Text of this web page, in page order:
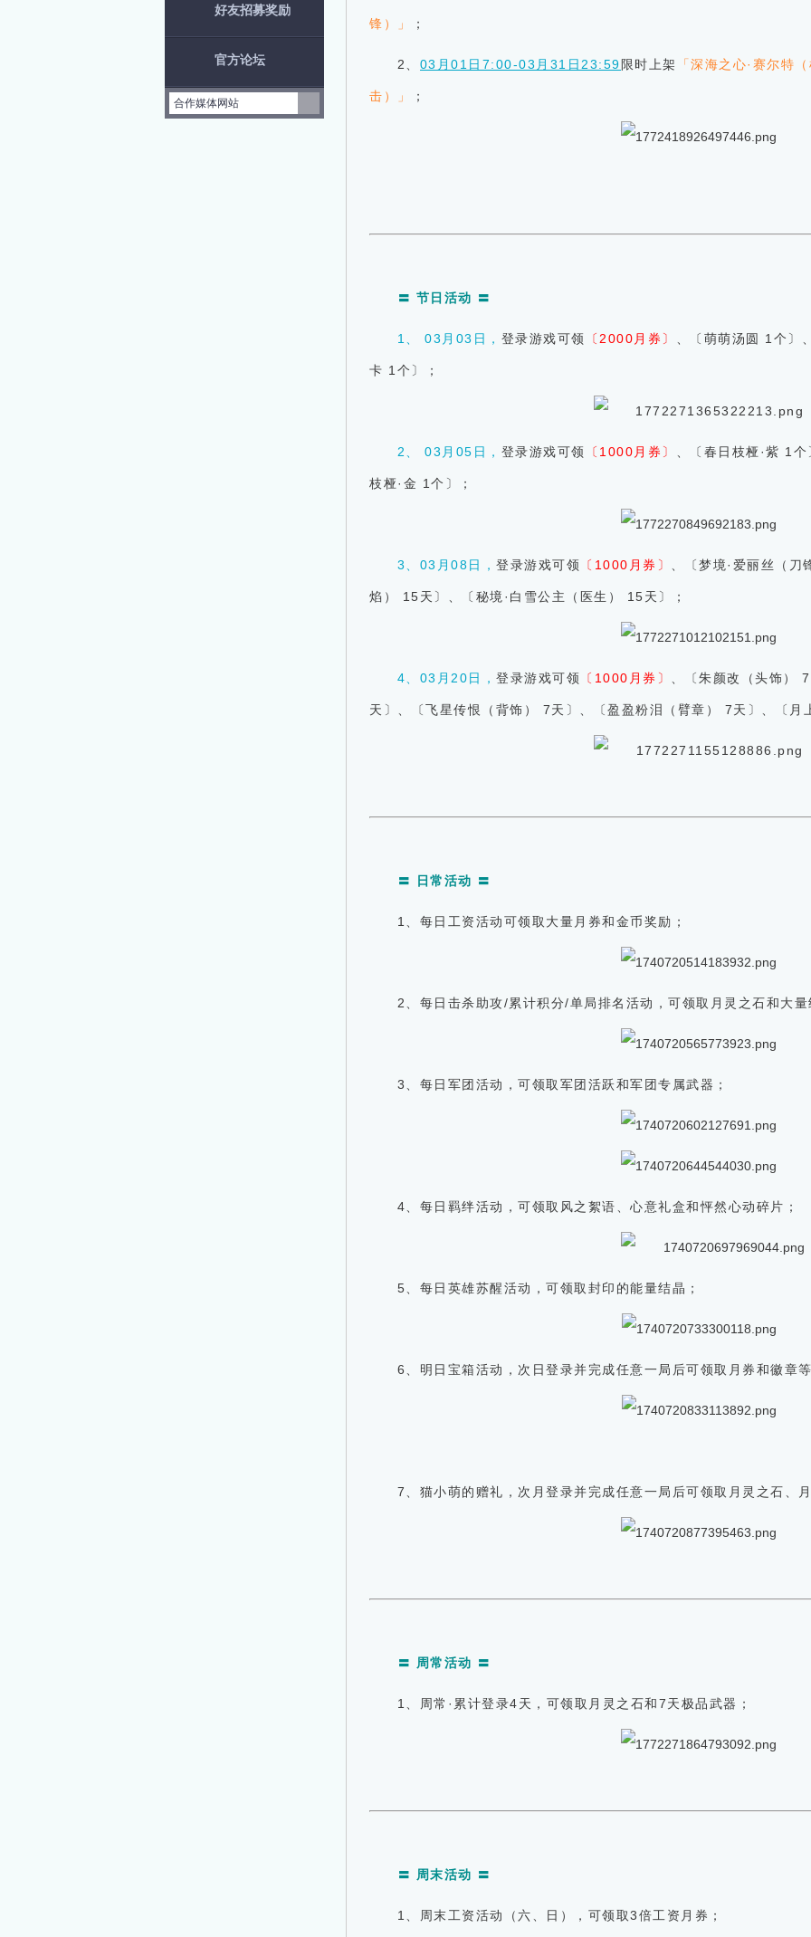
好友招募奖励
官方论坛
合作媒体网站
锋） 」 ；
2、 03月01日7:00-03月31日23:59 限时上架 「深海之心·赛尔特
击）」 ；
〓 节日活动 〓
1、 03月03日， 登录游戏可领 〔2000月券〕 、〔萌萌汤圆 1个〕
卡 1个 〕 ；
2、 03月05日， 登录游戏可领 〔1000月券〕 、〔春日枝桠·紫 1个
枝桠·金 1个 〕 ；
3、 03月08日，登录游戏可领 〔1000月券〕 、〔梦境·爱丽丝（
焰） 15天 〕、〔秘境·白雪公主（医生） 15天 〕 ；
4、 03月20日，登录游戏可领 〔1000月券〕 、〔朱颜改（头饰）
天 〕、〔飞星传恨（背饰） 7天 〕 、〔盈盈粉泪（臂章） 7天 〕 、〔 月
〓 日常活动 〓
1、每日工资活动可领取大量月券和金币奖励；
2、每日击杀助攻/累计积分/单局排名活动，可领取月灵之石和大量
3、每日军团活动，可领取军团活跃和军团专属武器；
4、每日羁绊活动，可领取风之絮语、心意礼盒和怦然心动碎片；
5、每日英雄苏醒活动，可领取封印的能量结晶；
6、明日宝箱活动，次日登录并完成任意一局后可领取月券和徽章等
7、猫小萌的赠礼，次月登录并完成任意一局后可领取月灵之石、
〓 周常活动 〓
1、周常·累计登录4天，可领取月灵之石和7天极品武器；
〓 周末活动 〓
1、周末工资活动（六、日），可领取3倍工资月券；